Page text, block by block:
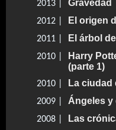
2013 | Gravedad
2012 | El origen
2011 | El árbol de
2010 |
Harry
(parte 1)
2010 | La ciudad
2009 | Ángeles y
2008 | Las